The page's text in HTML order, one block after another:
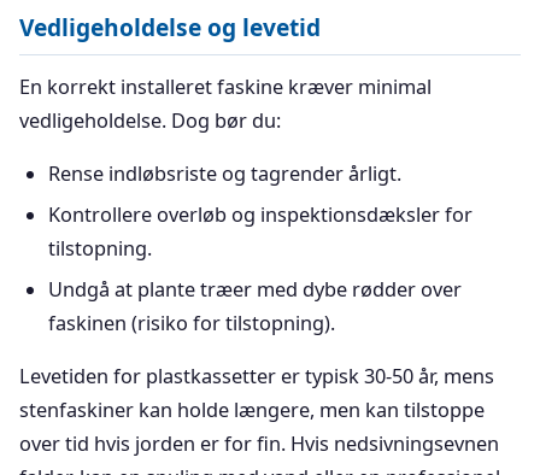
Vedligeholdelse og levetid
En korrekt installeret faskine kræver minimal
vedligeholdelse. Dog bør du:
Rense indløbsriste og tagrender årligt.
Kontrollere overløb og inspektionsdæksler for
tilstopning.
Undgå at plante træer med dybe rødder over
faskinen (risiko for tilstopning).
Levetiden for plastkassetter er typisk 30-50 år, mens
stenfaskiner kan holde længere, men kan tilstoppe
over tid hvis jorden er for fin. Hvis nedsivningsevnen